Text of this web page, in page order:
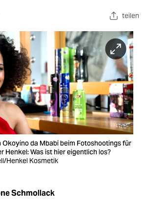
teilen
Okoyino da Mbabi beim Fotoshootings für
Henkel: Was ist hier eigentlich los?
Henkel Kosmetik
Schmollack